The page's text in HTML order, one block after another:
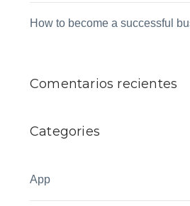
How to become a successful
Comentarios recientes
Categories
App